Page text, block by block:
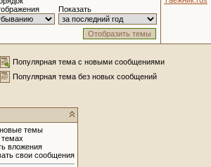
Показать
Популярная тема с новыми сообщениями
Популярная тема без новых сообщений
темы
темах
вложения
свои сообщения